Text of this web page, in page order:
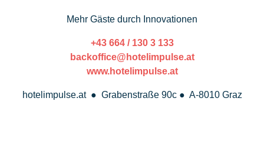
Mehr Gäste durch Innovationen
+43 664 / 130 3 133
backoffice@hotelimpulse.at
www.hotelimpulse.at
hotelimpulse.at ● Grabenstraße 90c ● A-8010 Graz